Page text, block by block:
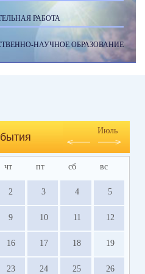
РАБОТА
НАУЧНОЕ ОБРАЗОВАНИЕ
Июль
чт пт сб вс
2 3 4 5
9 10 11 12
16 17 18 19
23 24 25 26